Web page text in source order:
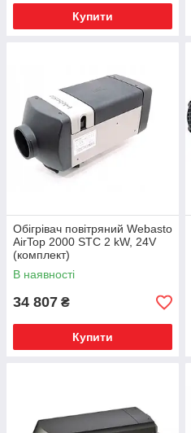
Купити
Обігрівач повітряний Webasto
AirTop 2000 STC 2 kW, 24V
(комплект)
В наявності
34 807 ₴
Купити